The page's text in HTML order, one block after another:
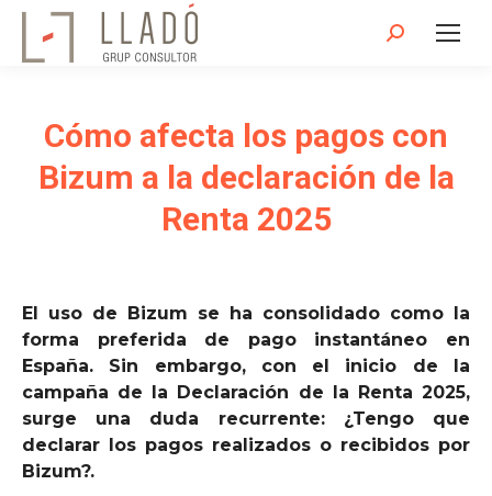
Buscar:
Cómo afecta los pagos con
Bizum a la declaración de la
Renta 2025
El uso de Bizum se ha consolidado como la
forma preferida de pago instantáneo en
España. Sin embargo, con el inicio de la
campaña de la Declaración de la Renta 2025,
surge una duda recurrente: ¿Tengo que
declarar los pagos realizados o recibidos por
Bizum?.